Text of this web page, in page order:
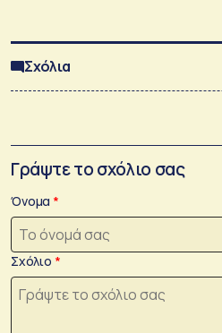
Σχόλια
Γράψτε το σχόλιο σας
Όνομα
Σχόλιο